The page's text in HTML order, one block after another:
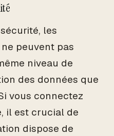
les
peuvent pas
niveau de
des données que
vous connectez
il est crucial de
dispose de